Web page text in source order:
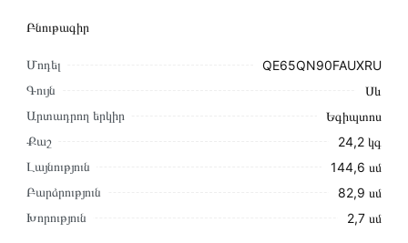
Բնութագիր
Մոդել
QE65QN90FAUXRU
Գույն
Սև
Արտադրող երկիր
Եգիպտոս
Քաշ
24,2 կգ
Լայնություն
144,6 սմ
Բարձրություն
82,9 սմ
Խորություն
2,7 սմ